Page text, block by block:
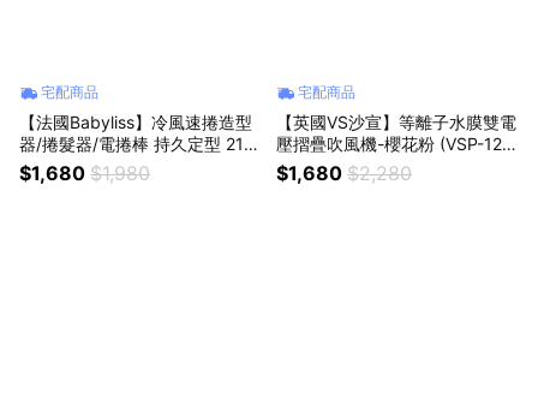
宅配商品
【法國Babyliss】冷風速捲造型
器/捲髮器/電捲棒 持久定型 211
3W
$1,680 $1,980
宅配商品
【英國VS沙宣】等離子水膜雙電
壓摺疊吹風機-櫻花粉 (VSP-120
0PW)
$1,680 $2,280